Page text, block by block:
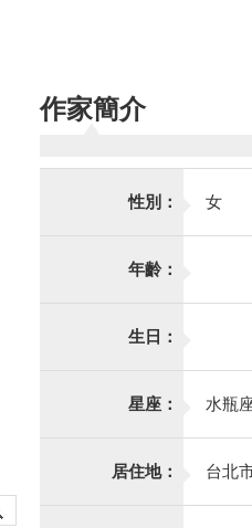
作家簡介
性別： 女
年齡：
生日：
星座： 水瓶
居住地： 台北